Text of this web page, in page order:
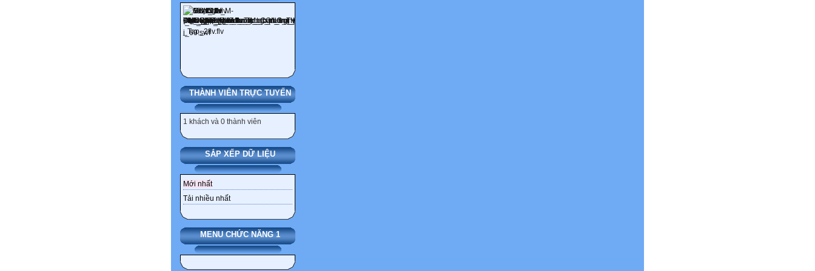
THÀNH VIÊN TRỰC TUYẾN
1 khách và 0 thành viên
SẮP XẾP DỮ LIỆU
Mới nhất
Tải nhiều nhất
MENU CHỨC NĂNG 1